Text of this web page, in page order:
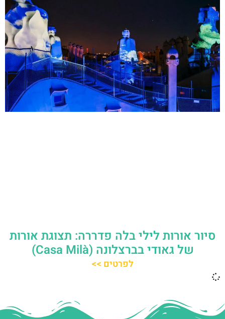
סיור אורות לילי בלה פדררה: תצוגת אורות
של גאודי בברצלונה (Casa Milà)
לפרטים >>